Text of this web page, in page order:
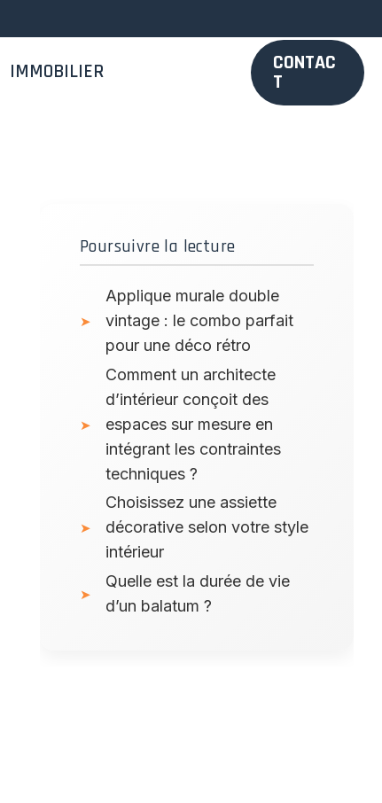
IMMOBILIER CONTAC
T
Poursuivre la lecture
Applique murale double
vintage : le combo parfait
pour une déco rétro
Comment un architecte
d’intérieur conçoit des
espaces sur mesure en
intégrant les contraintes
techniques ?
Choisissez une assiette
décorative selon votre style
intérieur
Quelle est la durée de vie
d’un balatum ?